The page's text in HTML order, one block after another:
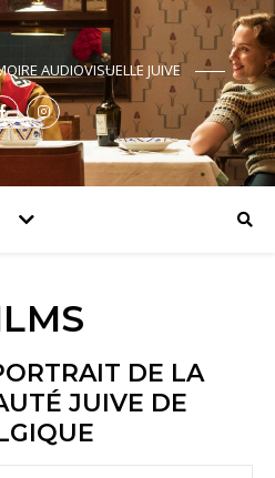
AUDIOVISUELLE JUIVE
DE LA
JUIVE DE